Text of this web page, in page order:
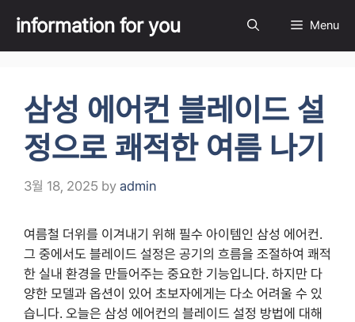
content
information for you Menu
삼성 에어컨 블레이드 설
정으로 쾌적한 여름 나기
3월 18, 2025 by admin
여름철 더위를 이겨내기 위해 필수 아이템인 삼성 에어컨.
그 중에서도 블레이드 설정은 공기의 흐름을 조절하여 쾌적
한 실내 환경을 만들어주는 중요한 기능입니다. 하지만 다
양한 모델과 옵션이 있어 초보자에게는 다소 어려울 수 있
습니다. 오늘은 삼성 에어컨의 블레이드 설정 방법에 대해